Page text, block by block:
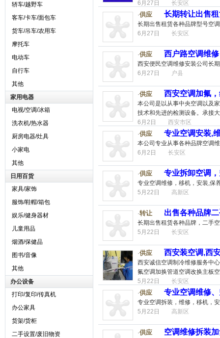
轿车/越野车
客车/卡车/面包车
货车/吊车/农用车
摩托车
电动车
自行车
其他
家用电器
电视/空调/冰箱
洗衣机/热水器
厨房电器/灶具
小家电
其他
日用百货
家具/家饰
服饰/鞋帽/箱包
娱乐/健身器材
儿童用品
烟酒/保健品
图书/音像
其他
办公设备
打印/复印/传真机
办公家具
货架/货柜
二手设置/废旧物资
6月27日
长安区
·供应 长期转让出售
长期出售租赁各种品牌型号空
6月27日
长安区
·供应 西户路空调维
西安便民空调维修安装公司长
6月27日
户县
·供应 西安空调加氟
本公司是以从事中央空调以及
技术和先进的检测设备。承接
6月2日
西安市区
·供应 专业空调安装,
本公司专业从事各种品牌空调
6月2日
长安区
·供应 专业拆卸空调
专业空调维修，移机，安装,保
5月22日
高新区
·转让 出售各种品牌
长期出售租赁各种品牌，二手
5月22日
长安区
·供应 西安装空调,西
西安诚信空调制冷维修服务中
氟空调加换管道空调改换主板
5月22日
长安区
·供应 专业空调维修
专业空调拆装，维修，移机，
5月22日
高新区
·供应 空调维修拆装